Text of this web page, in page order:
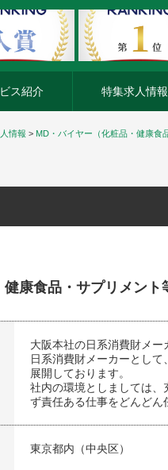
ージスジャパン
ス紹介 特集求人情報
情報 > MD・バイヤー（化粧品・健康食
康食品・サプリメント
大阪本社の日系消費財メー
日系消費財メーカーとし
展開しております。
社内の環境としましては、
ず責任ある仕事をどんどん
東京都内（中央区）